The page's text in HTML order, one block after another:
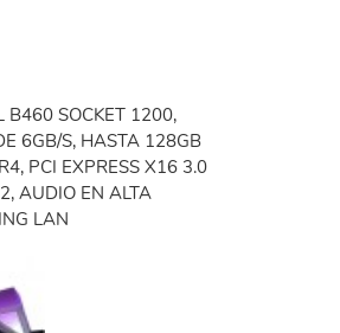
B460 SOCKET 1200,
6GB/S, HASTA 128GB
PCI EXPRESS X16 3.0
AUDIO EN ALTA
LAN